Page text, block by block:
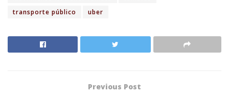
transporte público
uber
Previous Post